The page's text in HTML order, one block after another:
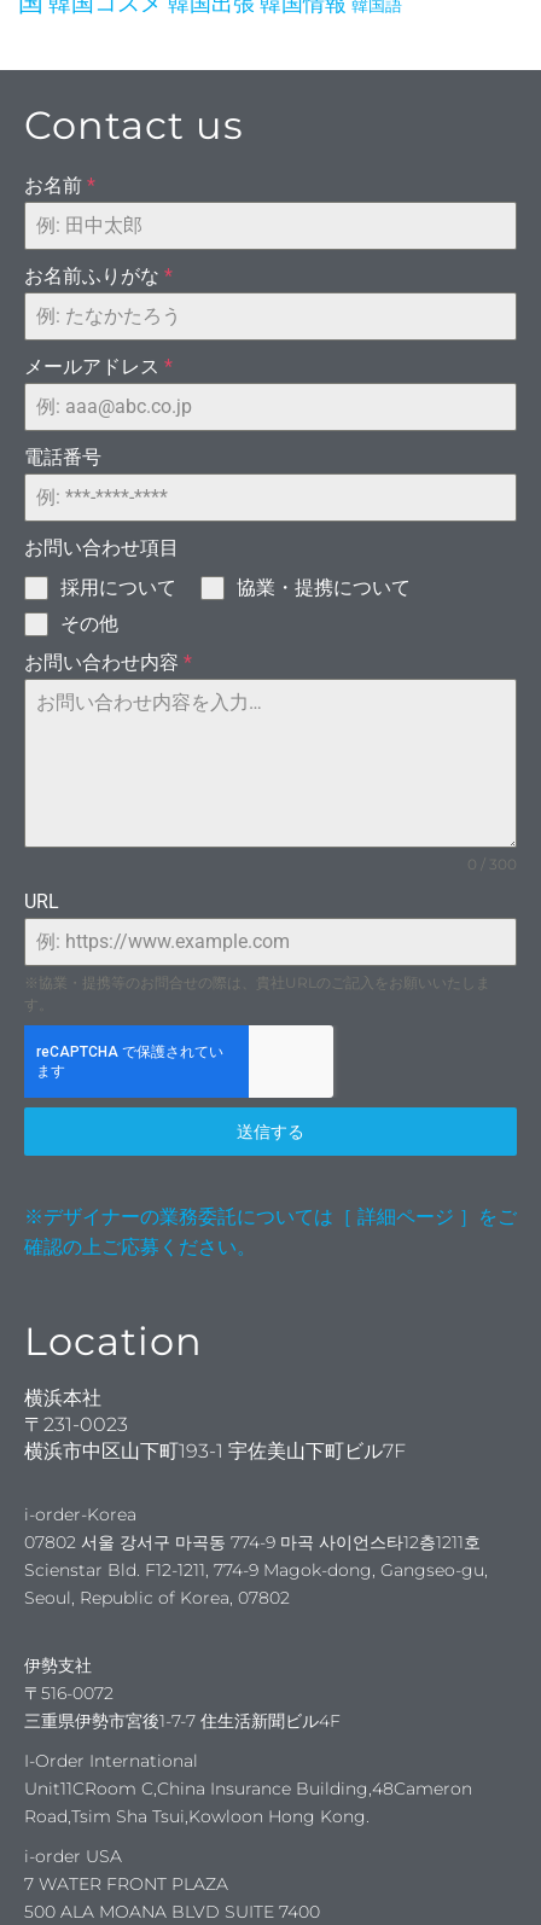
イヤ
モン
ドの
韓国語
Contact us
お名前 *
お名前ふりがな *
メールアドレス *
電話番号
お問い合わせ項目
採用について
協業・提携について
その他
お問い合わせ内容 *
0 / 300
URL
※協業・提携等のお問合せの際は、貴社URLのご記入をお願いいたしま
す。
送信する
※デザイナーの業務委託については［ 詳細ページ ］をご
確認の上ご応募ください。
Location
横浜本社
〒231-0023
横浜市中区山下町193-1 宇佐美山下町ビル7F
i-order-Korea
07802 서울 강서구 마곡동 774-9 마곡 사이언스타12층1211호
Scienstar Bld. F12-1211, 774-9 Magok-dong, Gangseo-gu,
Seoul, Republic of Korea, 07802
伊勢支社
〒516-0072
三重県伊勢市宮後1-7-7 住生活新聞ビル4F
I-Order International
Unit11CRoom C,China Insurance Building,48Cameron
Road,Tsim Sha Tsui,Kowloon Hong Kong.
i-order USA
7 WATER FRONT PLAZA
500 ALA MOANA BLVD SUITE 7400